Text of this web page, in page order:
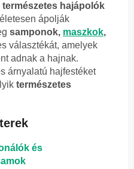
természetes hajápolók
ápolják
samponok, maszkok,
választékát, amelyek
adnak a hajnak.
árnyalatú hajfestéket
természetes
és